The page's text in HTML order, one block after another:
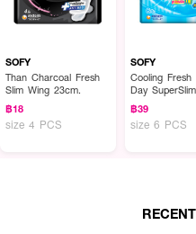
ผลลัพธ์ที่ได้ :
ความเย็นสุดขั้วกับผ้าอนามัยสำหรับกล
แผ่น Extra Cool รู้สึกเย็นสุดขั้วกว่าที่
เมื่อไหร่ก็รู้สึกเย็นสดชื่นขั้นสุดได้อีกครั้ง
• ลดความอับชื้น มอบความเย็นสดชื่นกว่
• ซึมซับเร็ว แห้งสบาย คล่องตัวได้ทุก
SOFY
Than Charcoal Fresh
Slim Wing 23cm.
฿18
size 4 PCS
SOFY
Cooling Fresh
Day
Wing 25cm.
฿39
size 6 PCS